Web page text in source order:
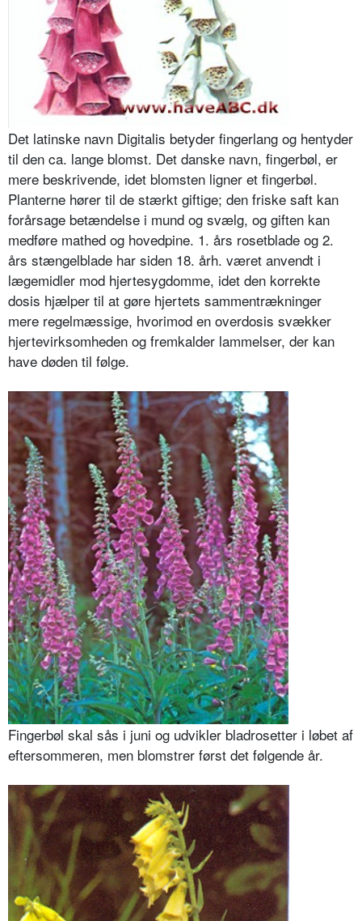
Det latinske navn Digitalis betyder fingerlang og hentyder
til den ca. lange blomst. Det danske navn, finger­bøl, er
mere beskrivende, idet blom­sten ligner et fingerbøl.
Planterne hø­rer til de stærkt giftige; den friske saft kan
forårsage betændelse i mund og svælg, og giften kan
medføre mathed og hovedpine. 1. års rosetblade og 2.
års stængelblade har siden 18. årh. været anvendt i
lægemidler mod hjer­tesygdomme, idet den korrekte
dosis hjælper til at gøre hjertets sammen­trækninger
mere regelmæssige, hvori­mod en overdosis svækker
hjertevirk­somheden og fremkalder lammelser, der kan
have døden til følge.
Fingerbøl skal sås i juni og udvikler bladrosetter i løbet af
eftersommeren, men blomstrer først det følgende år.